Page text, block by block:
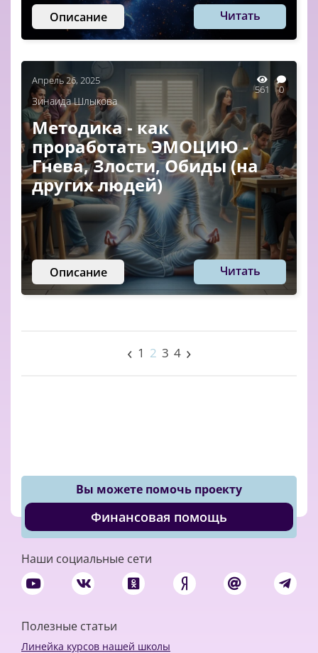
Описание Читать
Апрель 26, 2025
561 0
Зинаида Шлыкова
Методика - как
проработать ЭМОЦИЮ -
Гнева, Злости, Обиды (на
других людей)
Описание Читать
‹ 1 2 3 4 ›
Вы можете помочь проекту
Финансовая помощь
Наши социальные сети
Полезные статьи
Линейка курсов нашей школы